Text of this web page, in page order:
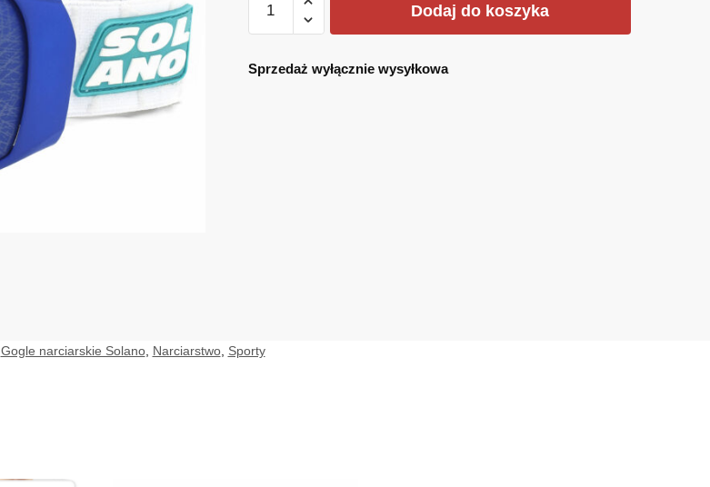
GSL-
Dodaj do koszyka
Sprzedaż wyłącznie wysyłkowa
Gogle narciarskie Solano, Narciarstwo, Sporty